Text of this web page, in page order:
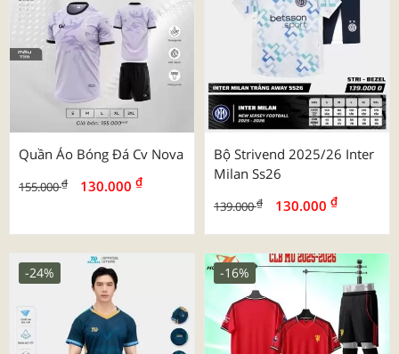
Quần Áo Bóng Đá Cv Nova
155.000₫ 130.000 ₫
Bộ Strivend 2025/26 Inter
Milan Ss26
139.000₫ 130.000 ₫
-24% -16%